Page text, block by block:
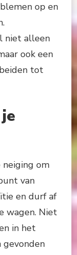
op en
niet alleen
ook een
tot
neiging om
van
en durf af
wagen. Niet
in het
gevonden